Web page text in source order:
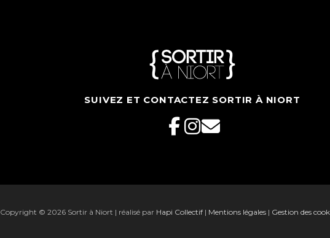
SUIVEZ ET CONTACTEZ SORTIR À NIORT
Copyright © 2026 Sortir à Niort | réalisé par Hapi Collectif| Mentions légales| Gestion des